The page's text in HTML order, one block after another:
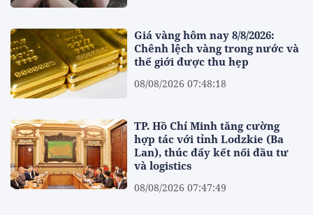
Giá vàng hôm nay 8/8/2026:
Chênh lệch vàng trong nước và
thế giới được thu hẹp
08/08/2026 07:48:18
TP. Hồ Chí Minh tăng cường
hợp tác với tỉnh Lodzkie (Ba
Lan), thúc đẩy kết nối đầu tư
và logistics
08/08/2026 07:47:49